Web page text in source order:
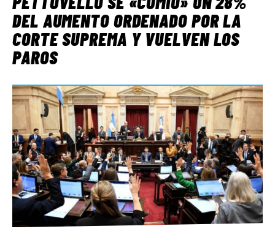
DEL AUMENTO ORDENADO POR LA
CORTE SUPREMA Y VUELVEN LOS
PAROS